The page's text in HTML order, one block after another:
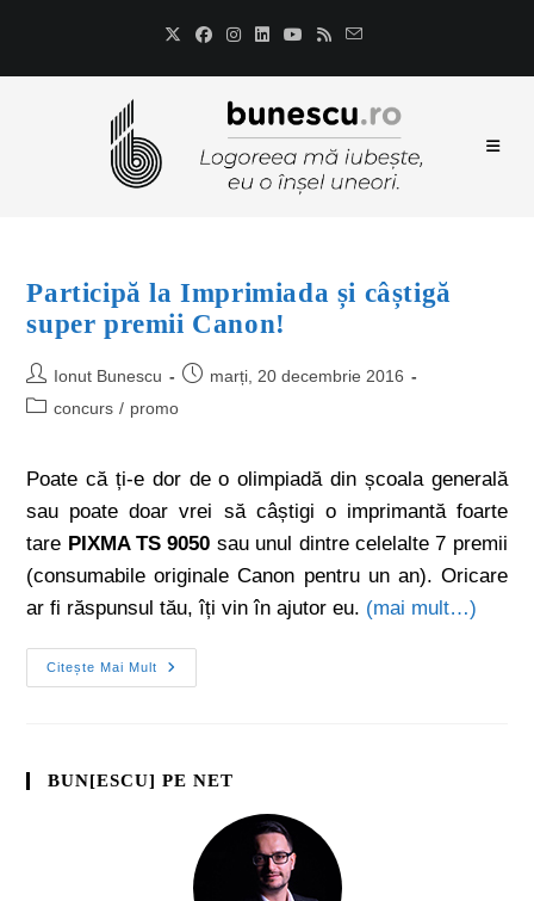
Participă la Imprimiada și câștigă
super premii Canon!
Ionut Bunescu
marți, 20 decembrie 2016
concurs / promo
Poate că ți-e dor de o olimpiadă din școala generală
sau poate doar vrei să câștigi o imprimantă foarte
tare PIXMA TS 9050 sau unul dintre celelalte 7 premii
(consumabile originale Canon pentru un an). Oricare
ar fi răspunsul tău, îți vin în ajutor eu. (mai mult…)
Citește Mai Mult
BUN[ESCU] PE NET